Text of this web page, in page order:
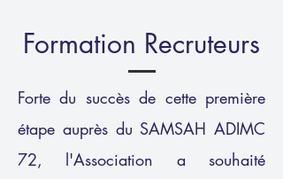
Formation Recruteurs
Forte du succès de cette première
étape auprès du SAMSAH ADIMC
72, l'Association a souhaité